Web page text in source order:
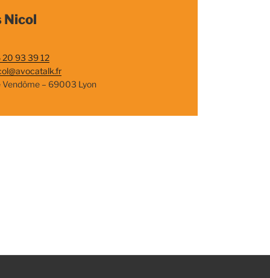
Nicol
93 39 12
Vendôme – 69003 Lyon